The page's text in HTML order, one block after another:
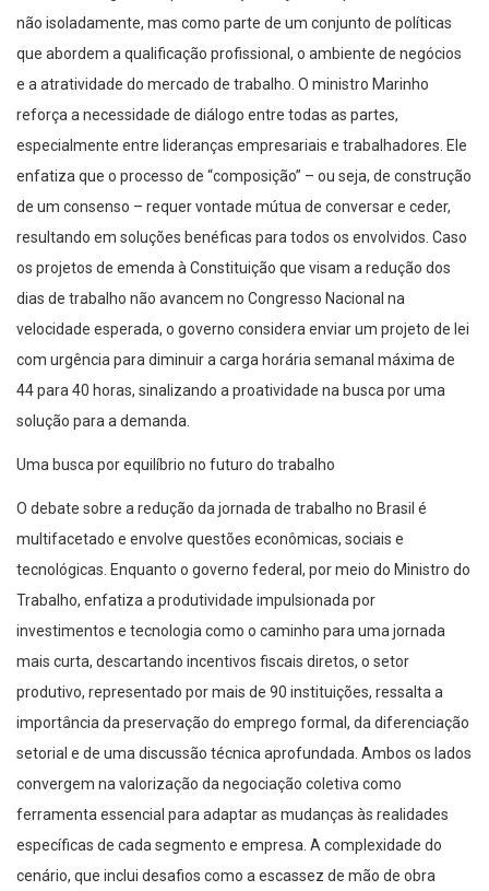
não isoladamente, mas como parte de um conjunto de políticas
que abordem a qualificação profissional, o ambiente de negócios
e a atratividade do mercado de trabalho. O ministro Marinho
reforça a necessidade de diálogo entre todas as partes,
especialmente entre lideranças empresariais e trabalhadores. Ele
enfatiza que o processo de “composição” – ou seja, de construção
de um consenso – requer vontade mútua de conversar e ceder,
resultando em soluções benéficas para todos os envolvidos. Caso
os projetos de emenda à Constituição que visam a redução dos
dias de trabalho não avancem no Congresso Nacional na
velocidade esperada, o governo considera enviar um projeto de lei
com urgência para diminuir a carga horária semanal máxima de
44 para 40 horas, sinalizando a proatividade na busca por uma
solução para a demanda.
Uma busca por equilíbrio no futuro do trabalho
O debate sobre a redução da jornada de trabalho no Brasil é
multifacetado e envolve questões econômicas, sociais e
tecnológicas. Enquanto o governo federal, por meio do Ministro do
Trabalho, enfatiza a produtividade impulsionada por
investimentos e tecnologia como o caminho para uma jornada
mais curta, descartando incentivos fiscais diretos, o setor
produtivo, representado por mais de 90 instituições, ressalta a
importância da preservação do emprego formal, da diferenciação
setorial e de uma discussão técnica aprofundada. Ambos os lados
convergem na valorização da negociação coletiva como
ferramenta essencial para adaptar as mudanças às realidades
específicas de cada segmento e empresa. A complexidade do
cenário, que inclui desafios como a escassez de mão de obra